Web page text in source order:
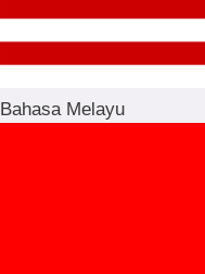
Bahasa Melayu